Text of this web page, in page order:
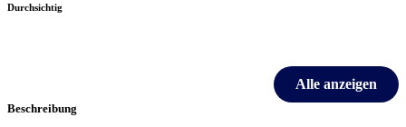
Durchsichtig
Alle anzeigen
Beschreibung